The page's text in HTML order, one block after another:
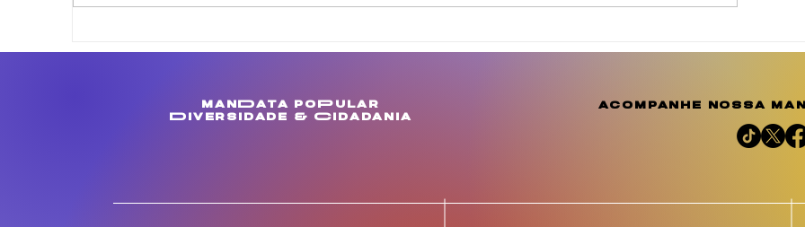
projeto de lei que veda
estaduais
melhorias para
em Estância
a
aleitamento
manData poPular
Diversidade & Cidadania
acompanhe nossa